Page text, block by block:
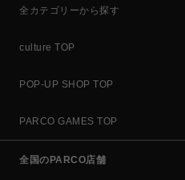
全カテゴリーから探す
culture TOP
POP-UP SHOP TOP
PARCO GAMES TOP
全国のPARCO店舗